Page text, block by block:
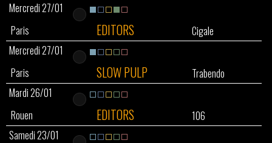
Mercredi 27/01
Paris
EDITORS
Cigale
Mercredi 27/01
Paris
SLOW PULP
Trabendo
Mardi 26/01
Rouen
EDITORS
106
Samedi 23/01